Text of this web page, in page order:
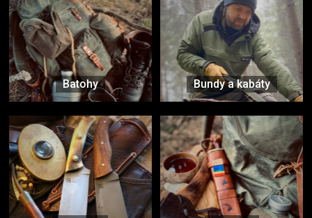
Batohy Bundy a kabáty